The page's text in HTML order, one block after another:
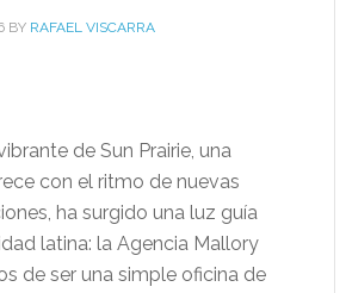
BY RAFAEL VISCARRA
de Sun Prairie, una
con el ritmo de nuevas
ha surgido una luz guía
latina: la Agencia Mallory
de ser una simple oficina de